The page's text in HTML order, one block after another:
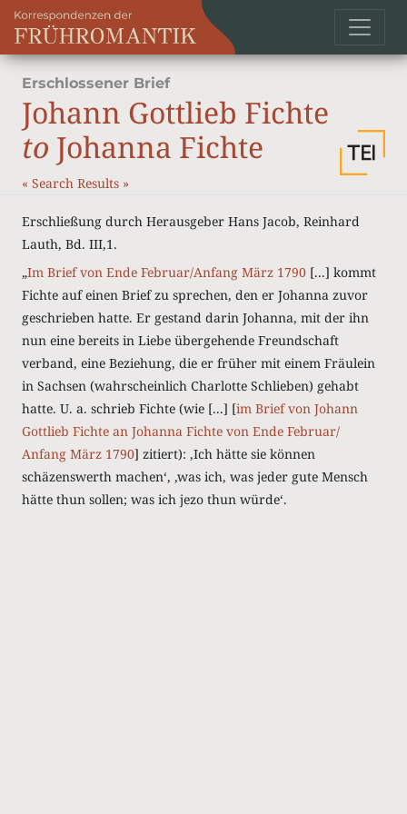
Erschlossener Brief
Johann Gottlieb Fichte
to Johanna Fichte
« Search Results »
Erschließung durch Herausgeber Hans Jacob, Reinhard
Lauth, Bd. III,1.
„Im Brief von Ende Februar/Anfang März 1790 [...] kommt
Fichte auf einen Brief zu sprechen, den er Johanna zuvor
geschrieben hatte. Er gestand darin Johanna, mit der ihn
nun eine bereits in Liebe übergehende Freundschaft
verband, eine Beziehung, die er früher mit einem Fräulein
in Sachsen (wahrscheinlich Charlotte Schlieben) gehabt
hatte. U. a. schrieb Fichte (wie [...] [im Brief von Johann
Gottlieb Fichte an Johanna Fichte von Ende Februar/
Anfang März 1790] zitiert): ‚Ich hätte sie können
schäzenswerth machen‘, ‚was ich, was jeder gute Mensch
hätte thun sollen; was ich jezo thun würde‘.